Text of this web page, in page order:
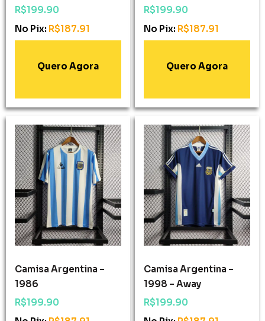
R$199.90
No Pix: R$187.91
R$199.90
No Pix: R$187.91
Camisa Argentina –
1986
R$199.90
Camisa Argentina –
1998 – Away
R$199.90